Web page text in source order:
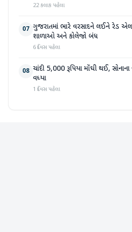
22 કલાક પહેલા
07 ગુજરાતમાં ભારે વરસાદને લઈને રેડ
શાળાઓ અને કોલેજો બંધ
6 દિવસ પહેલા
08 ચાંદી 5,000 રૂપિયા મોંઘી થઈ,
વધ્યા
1 દિવસ પહેલા